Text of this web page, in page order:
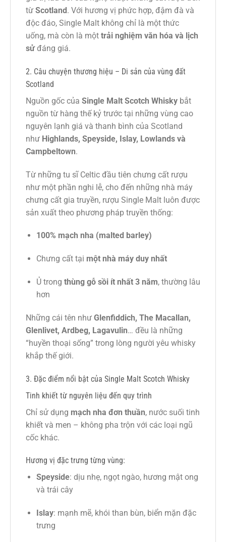
từ Scotland. Với hương vị phức hợp, đậm đà và
độc đáo, Single Malt không chỉ là một thức
uống, mà còn là một trải nghiệm văn hóa và lịch
sửđáng giá.
2. Câu chuyện thương hiệu – Di sản của vùng đất
Scotland
Nguồn gốc của Single Malt Scotch Whisky bắt
nguồn từ hàng thế kỷ trước tại những vùng cao
nguyên lạnh giá và thanh bình của Scotland
như Highlands, Speyside, Islay, Lowlands và
Campbeltown.
Từ những tu sĩ Celtic đầu tiên chưng cất rượu
như một phần nghi lễ, cho đến những nhà máy
chưng cất gia truyền, rượu Single Malt luôn được
sản xuất theo phương pháp truyền thống:
100% mạch nha (malted barley)
Chưng cất tại một nhà máy duy nhất
Ủ trong thùng gỗ sồi ít nhất 3 năm, thường lâu
hơn
Những cái tên như Glenfiddich, The Macallan,
Glenlivet, Ardbeg, Lagavulin… đều là những
“huyền thoại sống” trong lòng người yêu whisky
khắp thế giới.
3. Đặc điểm nổi bật của Single Malt Scotch Whisky
Tinh khiết từ nguyên liệu đến quy trình
Chỉ sử dụng mạch nha đơn thuần, nước suối tinh
khiết và men – không pha trộn với các loại ngũ
cốc khác.
Hương vị đặc trưng từng vùng:
Speyside: dịu nhẹ, ngọt ngào, hương mật ong
và trái cây
Islay: mạnh mẽ, khói than bùn, biển mặn đặc
trưng